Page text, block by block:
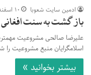
ادمین سایت شعوبا ۱۰ اسفند ۱۳۹۸
بازگشت به سنت افغانی
علیرضا صالحی مشروعیت
اسلامگرایان منبع مشروعیت
بیشتر بخوانید »